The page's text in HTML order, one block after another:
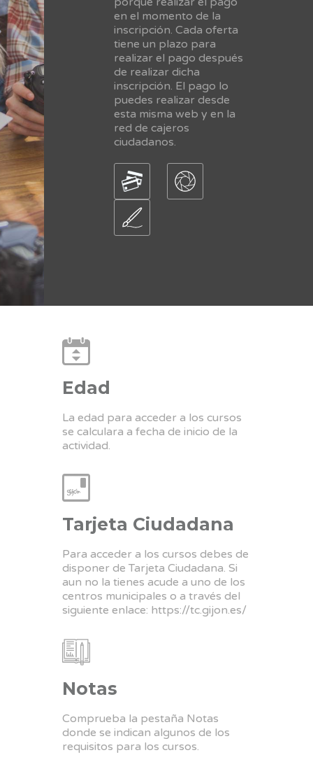
en el momento de la
inscripción. Cada oferta
tiene un plazo para
realizar el pago después
de realizar dicha
inscripción. El pago lo
puedes realizar desde
esta misma web y en la
red de cajeros
ciudadanos.
Edad
La edad para acceder a los cursos
se calculara a fecha de inicio de la
actividad.
Tarjeta Ciudadana
Para acceder a los cursos debes de
disponer de Tarjeta Ciudadana. Si
aun no la tienes acude a uno de los
centros municipales o a través del
siguiente enlace: https://tc.gijon.es/
Notas
Comprueba la pestaña Notas
donde se indican algunos de los
requisitos para los cursos.